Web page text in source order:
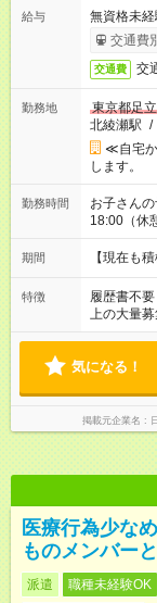
給与
無資格未
交通費
交通費 交
勤務地
東京都足
北綾瀬駅 /
≪自宅
します。
勤務時間
お子さんの予
18:00（休
19:00（休憩60分） ※Wワーク希
望する勤
期間 【現在も
特徴 履歴書不要
上の大量
気になる！
掲載元企業名
医療行為少な
ものメンバー
派遣 職種未経験OK